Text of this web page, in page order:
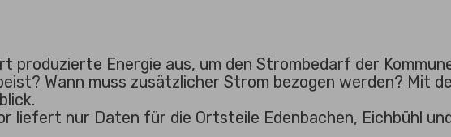
produzierte Energie aus, um den Strombedarf der
Wann muss zusätzlicher Strom bezogen werden? Mit
liefert nur Daten für die Ortsteile Edenbachen, Eichbühl